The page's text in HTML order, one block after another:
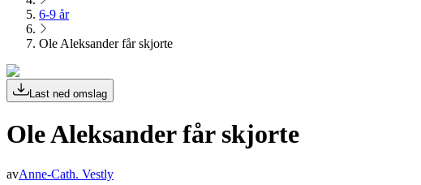
6-9 år
Ole Aleksander får skjorte
Last ned omslag
Ole Aleksander får skjorte
avAnne-Cath. Vestly